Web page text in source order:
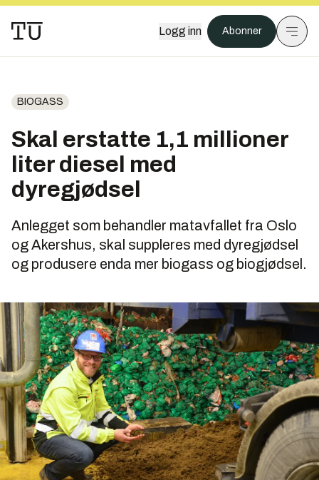
Logg inn Abonner
BIOGASS
Skal erstatte 1,1 millioner
liter diesel med
dyregjødsel
Anlegget som behandler matavfallet fra Oslo
og Akershus, skal suppleres med dyregjødsel
og produsere enda mer biogass og biogjødsel.